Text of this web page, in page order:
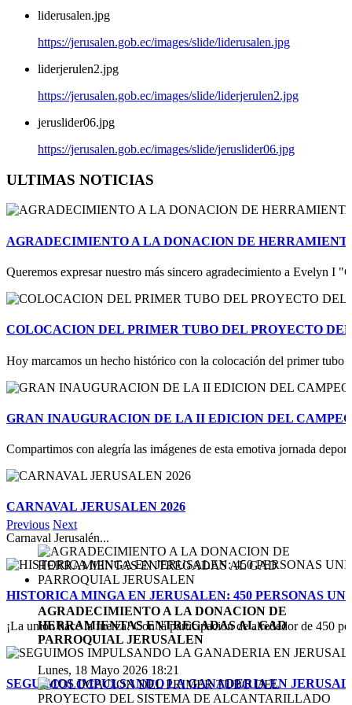
liderusalen.jpg
https://jerusalen.gob.ec/images/slide/liderusalen.jpg
liderjerulen2.jpg
https://jerusalen.gob.ec/images/slide/liderjerulen2.jpg
jeruslider06.jpg
https://jerusalen.gob.ec/images/slide/jeruslider06.jpg
ULTIMAS NOTICIAS
AGRADECIMIENTO A LA DONACION DE
Queremos expresar nuestro más sincero agradecimiento a Evelyn I
COLOCACION DEL PRIMER TUBO DEL PROYECTO
Hoy marcamos un hecho histórico con la colocación del primer tubo
GRAN INAUGURACION DE LA II EDICION DEL
Compartimos con alegría las imágenes de esta emotiva jornada
CARNAVAL JERUSALEN 2026
Carnaval Jerusalén...
HISTORICA MINGA EN JERUSALEN: 450 PERSONAS
¡La unión hace la fuerza! Con la participación de alrededor de 450
SEGUIMOS IMPULSANDO LA GANADERIA EN
Previous Next
AGRADECIMIENTO A LA DONACION DE
HERRAMIENTAS ENTREGADAS AL GAD
PARROQUIAL JERUSALEN
Lunes, 18 Mayo 2026 18:21